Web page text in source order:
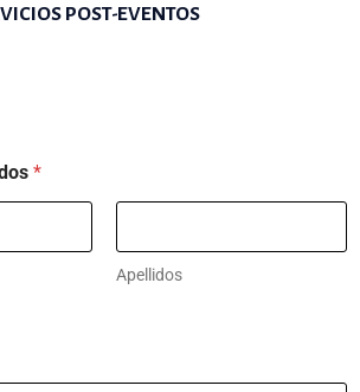
POST-EVENTOS
*
Apellidos